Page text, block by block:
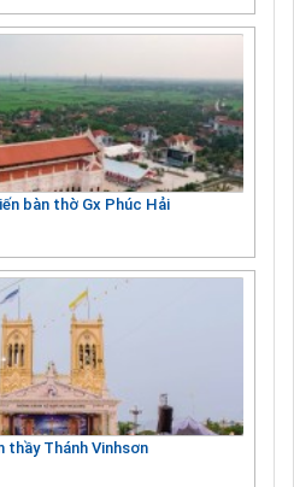
bàn thờ Gx Phúc Hải
thầy Thánh Vinhsơn